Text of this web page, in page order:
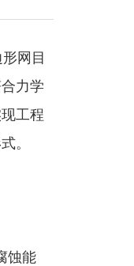
网目
力学
工程
。
蚀能